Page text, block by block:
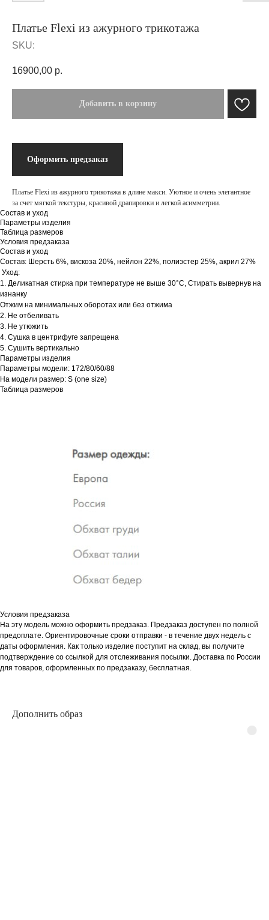
Платье Flexi из ажурного трикотажа
SKU:
16900,00 р.
Добавить в корзину
Оформить предзаказ
Платье Flexi из ажурного трикотажа в длине макси. Уютное и очень элегантное
за счет мягкой текстуры, красивой драпировки и легкой асимметрии.
Состав и уход
Параметры изделия
Таблица размеров
Условия предзаказа
Состав и уход
Состав: Шерсть 6%, вискоза 20%, нейлон 22%, полиэстер 25%, акрил 27%
Уход:
1. Деликатная стирка при температуре не выше 30°C, Стирать вывернув на
изнанку
Отжим на минимальных оборотах или без отжима
2. Не отбеливать
3. Не утюжить
4. Сушка в центрифуге запрещена
5. Сушить вертикально
Параметры изделия
Параметры модели: 172/80/60/88
На модели размер: S (one size)
Таблица размеров
Условия предзаказа
На эту модель можно оформить предзаказ. Предзаказ доступен по полной
предоплате. Ориентировочные сроки отправки - в течение двух недель с
даты оформления. Как только изделие поступит на склад, вы получите
подтверждение со ссылкой для отслеживания посылки. Доставка по России
для товаров, оформленных по предзаказу, бесплатная.
Дополнить образ